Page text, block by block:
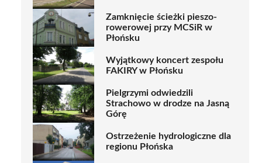
Zamknięcie ścieżki pieszo-
rowerowej przy MCSiR w
Płońsku
Wyjątkowy koncert zespołu
FAKIRY w Płońsku
Pielgrzymi odwiedzili
Strachowo w drodze na Jasną
Górę
Ostrzeżenie hydrologiczne dla
regionu Płońska